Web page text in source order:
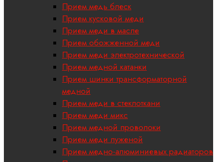
Прием медь блеск
Прием кусковой меди
Прием меди в масле
Прием обожженной меди
Прием меди электротехнической
Прием медной катанки
Прием шинки трансформаторной
медной
Прием меди в стеклоткани
Прием меди микс
Прием медной проволоки
Прием меди луженой
Прием медно-алюминиевых радиаторов